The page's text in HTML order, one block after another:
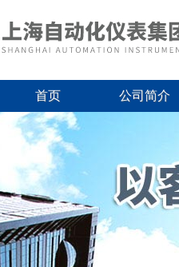
首页 公司简介